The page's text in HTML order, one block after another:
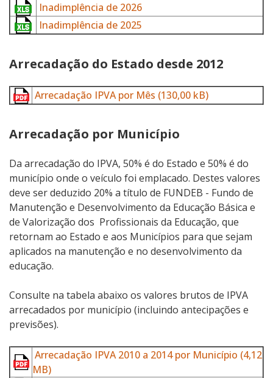
Inadimplência de 2026
Inadimplência de 2025
Arrecadação do Estado desde 2012
Arrecadação IPVA por Mês (130,00 kB)
Arrecadação por Município
Da arrecadação do IPVA, 50% é do Estado e 50% é do
município onde o veículo foi emplacado. Destes valores
deve ser deduzido 20% a título de FUNDEB - Fundo de
Manutenção e Desenvolvimento da Educação Básica e
de Valorização dos Profissionais da Educação, que
retornam ao Estado e aos Municípios para que sejam
aplicados na manutenção e no desenvolvimento da
educação.
Consulte na tabela abaixo os valores brutos de IPVA
arrecadados por município (incluindo antecipações e
previsões).
Arrecadação IPVA 2010 a 2014 por Município (4,12
MB)